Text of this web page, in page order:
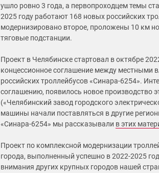
ушло ровно 3 года, а первопроходцем темы
2025 году работают 168 новых российских
модернизировано второе, проложены 10 км
тяговые подстанции.
Проект в Челябинске стартовал в октябре
концессионное соглашение между местными
российских троллейбусов «Синара-6254».
соглашению, появилось новое производство
(«Челябинский завод городского
машины начали поставляться в другие
«Синара-6254» мы рассказывали в этих
Проект по комплексной модернизации
города, выполненный успешно в 2022-2025
внимания других крупных городов нашей